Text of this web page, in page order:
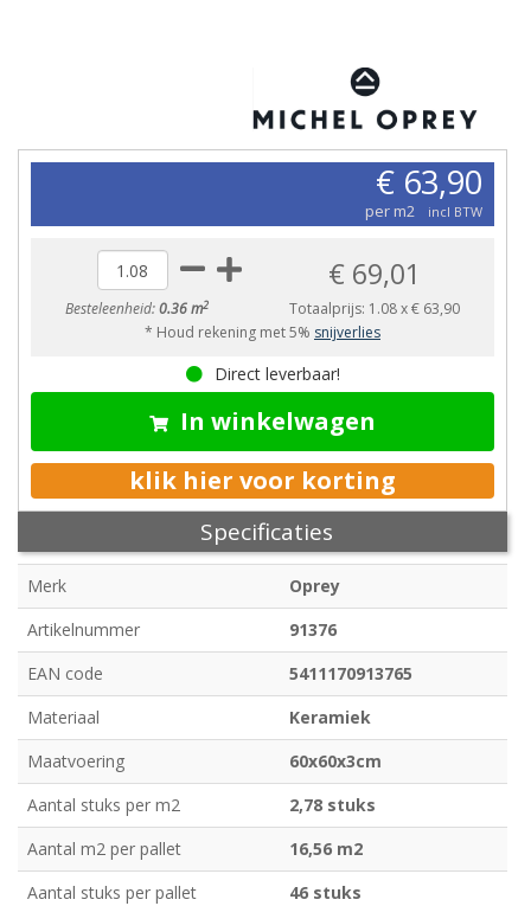
€ 63,90
per m2 incl BTW
Besteleenheid:0.36 m2
€ 69,01
Totaalprijs: 1.08x€ 63,90
* Houd rekening met 5% snijverlies
Direct leverbaar!
In winkelwagen
klik hier voor korting
Specificaties
Merk
Oprey
Artikelnummer
91376
EAN code
5411170913765
Materiaal
Keramiek
Maatvoering
60x60x3cm
Aantal stuks per m2
2,78 stuks
Aantal m2 per pallet
16,56 m2
Aantal stuks per pallet
46 stuks